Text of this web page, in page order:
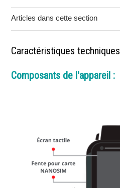
Articles dans cette section
Caractéristiques techniques
Composants de l'appareil :